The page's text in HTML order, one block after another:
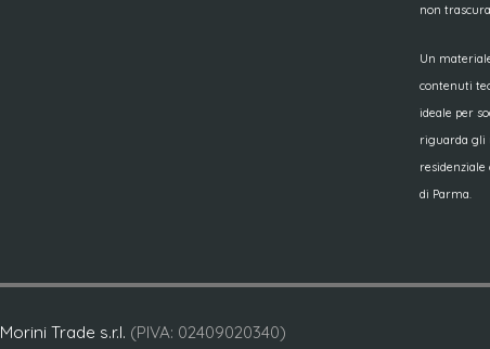
non
Un
contenuti
ideale per
riguarda gli
di Parma.
Morini Trade s.r.l. (PIVA: 02409020340)